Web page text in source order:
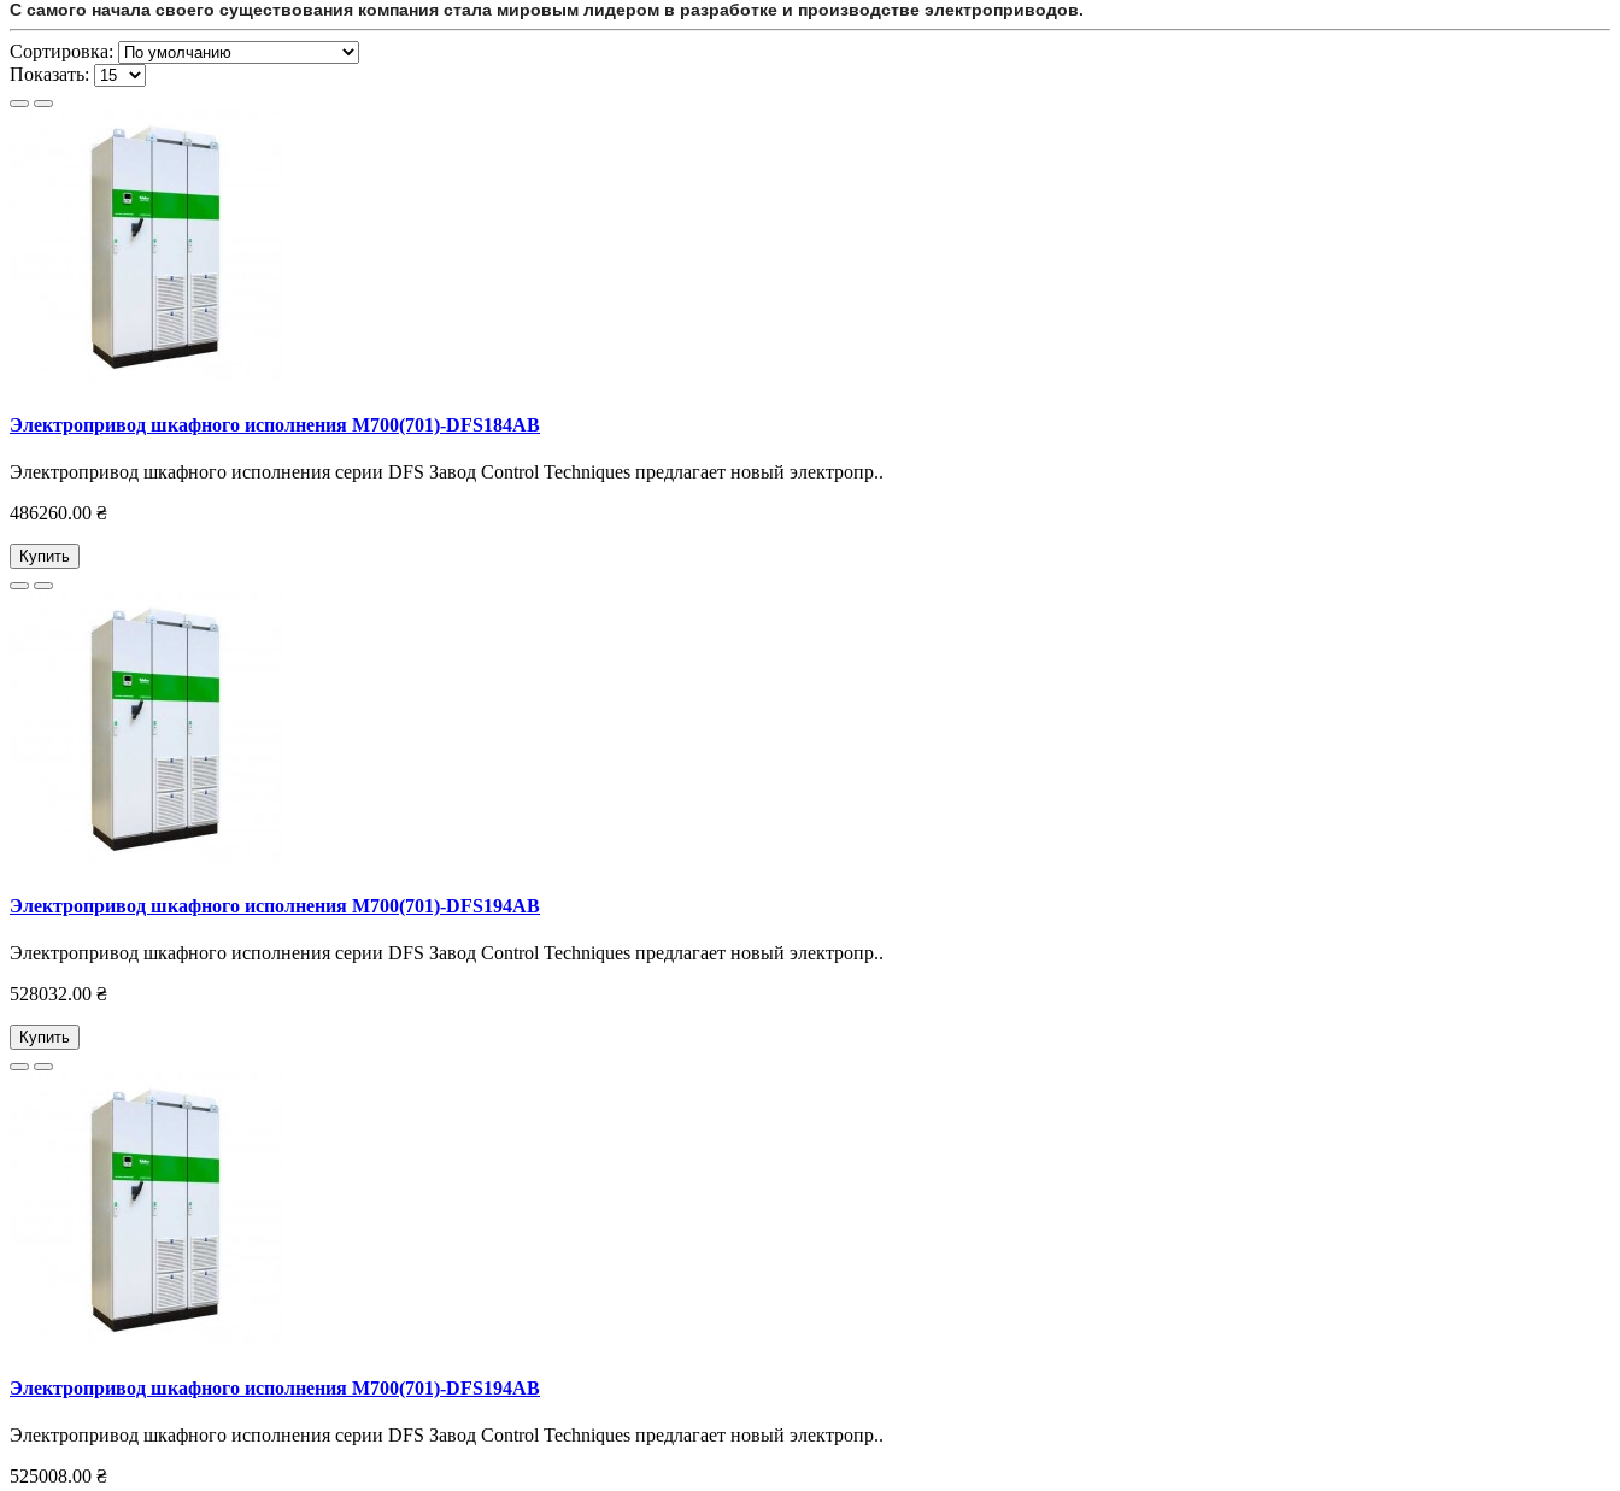
С самого начала своего существования компания стала мировым лидером в разработке и производстве электроприводов.
Сортировка:
Показать:
Электропривод шкафного исполнения M700(701)-DFS184AB
Электропривод шкафного исполнения серии DFS Завод Control Techniques предлагает новый электропр..
486260.00 ₴
Купить
Электропривод шкафного исполнения M700(701)-DFS194AB
Электропривод шкафного исполнения серии DFS Завод Control Techniques предлагает новый электропр..
528032.00 ₴
Купить
Электропривод шкафного исполнения M700(701)-DFS194AB
Электропривод шкафного исполнения серии DFS Завод Control Techniques предлагает новый электропр..
525008.00 ₴